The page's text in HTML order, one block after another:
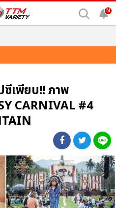
N
ซีเพียบ!! ภาพ
CARNIVAL #4